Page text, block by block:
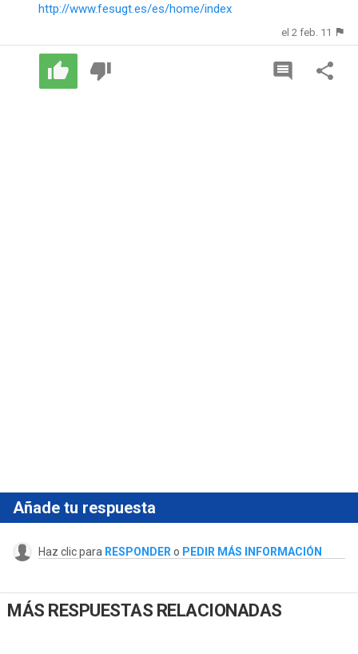
http://www.fesugt.es/es/home/index
el 2 feb. 11
Añade tu respuesta
Haz clic para RESPONDER o PEDIR MÁS INFORMACIÓN
MÁS RESPUESTAS RELACIONADAS